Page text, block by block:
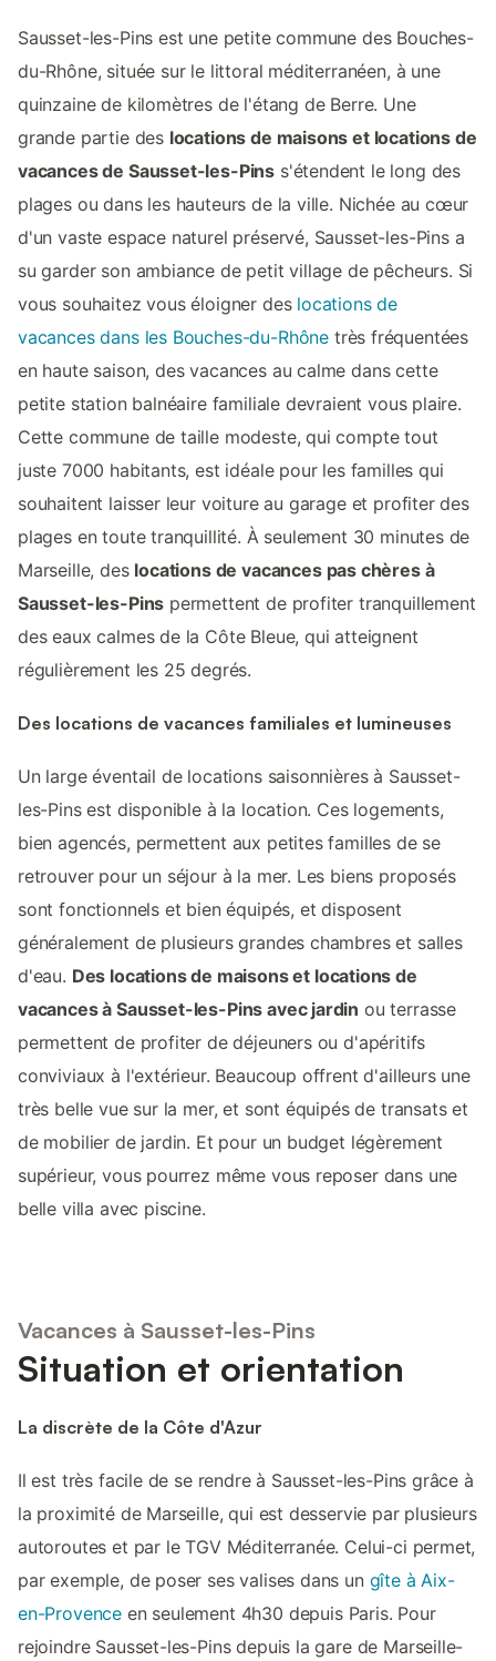
Sausset-les-Pins est une petite commune des Bouches-
du-Rhône, située sur le littoral méditerranéen, à une
quinzaine de kilomètres de l'étang de Berre. Une
grande partie des locations de maisons et locations de
vacances de Sausset-les-Pins s'étendent le long des
plages ou dans les hauteurs de la ville. Nichée au cœur
d'un vaste espace naturel préservé, Sausset-les-Pins a
su garder son ambiance de petit village de pêcheurs. Si
vous souhaitez vous éloigner des locations de
vacances dans les Bouches-du-Rhône très fréquentées
en haute saison, des vacances au calme dans cette
petite station balnéaire familiale devraient vous plaire.
Cette commune de taille modeste, qui compte tout
juste 7000 habitants, est idéale pour les familles qui
souhaitent laisser leur voiture au garage et profiter des
plages en toute tranquillité. À seulement 30 minutes de
Marseille, des locations de vacances pas chères à
Sausset-les-Pins permettent de profiter tranquillement
des eaux calmes de la Côte Bleue, qui atteignent
régulièrement les 25 degrés.
Des locations de vacances familiales et lumineuses
Un large éventail de locations saisonnières à Sausset-
les-Pins est disponible à la location. Ces logements,
bien agencés, permettent aux petites familles de se
retrouver pour un séjour à la mer. Les biens proposés
sont fonctionnels et bien équipés, et disposent
généralement de plusieurs grandes chambres et salles
d'eau. Des locations de maisons et locations de
vacances à Sausset-les-Pins avec jardin ou terrasse
permettent de profiter de déjeuners ou d'apéritifs
conviviaux à l'extérieur. Beaucoup offrent d'ailleurs une
très belle vue sur la mer, et sont équipés de transats et
de mobilier de jardin. Et pour un budget légèrement
supérieur, vous pourrez même vous reposer dans une
belle villa avec piscine.
Vacances à Sausset-les-Pins
Situation et orientation
La discrète de la Côte d'Azur
Il est très facile de se rendre à Sausset-les-Pins grâce à
la proximité de Marseille, qui est desservie par plusieurs
autoroutes et par le TGV Méditerranée. Celui-ci permet,
par exemple, de poser ses valises dans un gîte à Aix-
en-Provence en seulement 4h30 depuis Paris. Pour
rejoindre Sausset-les-Pins depuis la gare de Marseille-